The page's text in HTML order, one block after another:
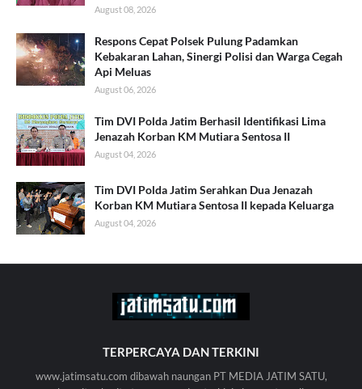
August 08, 2026
Respons Cepat Polsek Pulung Padamkan
Kebakaran Lahan, Sinergi Polisi dan Warga Cegah
Api Meluas
August 06, 2026
Tim DVI Polda Jatim Berhasil Identifikasi Lima
Jenazah Korban KM Mutiara Sentosa II
August 04, 2026
Tim DVI Polda Jatim Serahkan Dua Jenazah
Korban KM Mutiara Sentosa II kepada Keluarga
August 04, 2026
TERPERCAYA DAN TERKINI
www.jatimsatu.com dibawah naungan PT MEDIA JATIM SATU,